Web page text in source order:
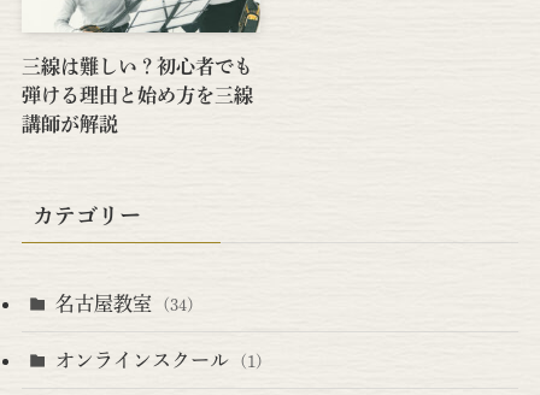
三線は難しい？初心者でも
弾ける理由と始め方を三線
講師が解説
カテゴリー
名古屋教室 (34)
オンラインスクール (1)